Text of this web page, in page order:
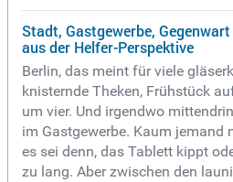
Stadt, Gastgewerbe,
aus der Helfer-Perspektive
Berlin, das meint für viele
knisternde Theken, Frühstück
um vier. Und irgendwo
im Gastgewerbe. Kaum jemand
es sei denn, das Tablett kippt
zu lang. Aber zwischen den